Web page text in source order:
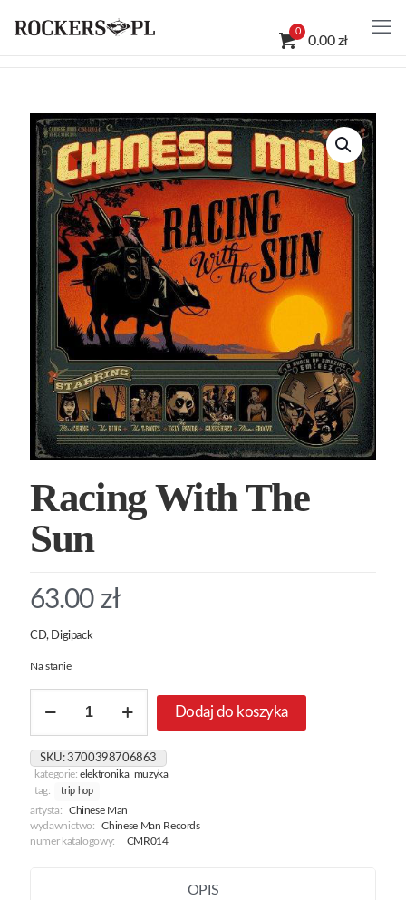
0
0.00 zł
Racing With The
Sun
63.00 zł
CD, Digipack
Na stanie
Racing
The
Sun
Dodaj do koszyka
SKU:3700398706863
kategorie:elektronika, muzyka
tag:
trip hop
artysta:
Chinese Man
wydawnictwo:
Chinese Man Records
numer katalogowy:
CMR014
OPIS